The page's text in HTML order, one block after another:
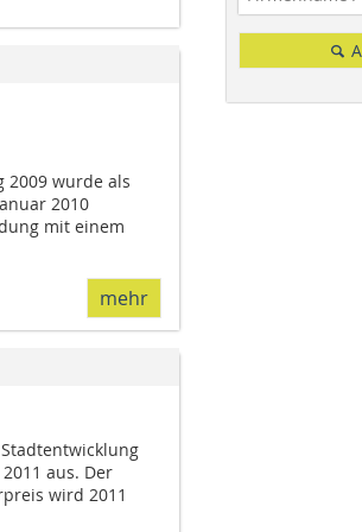
2009 wurde als
2010
mit einem
mehr
aus. Der
wird 2011